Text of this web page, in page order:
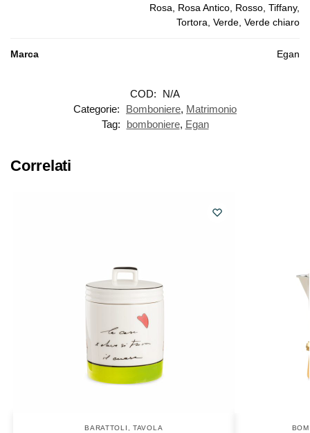
Rosa, Rosa Antico, Rosso, Tiffany,
Tortora, Verde, Verde chiaro
Marca Egan
COD:
N/A
Categorie:
Bomboniere, Matrimonio
Tag:
bomboniere, Egan
Correlati
BARATTOLI , TAVOLA